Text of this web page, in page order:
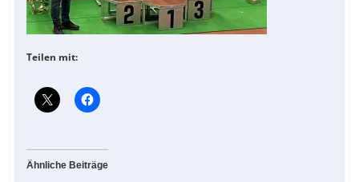
Teilen mit:
Ähnliche Beiträge